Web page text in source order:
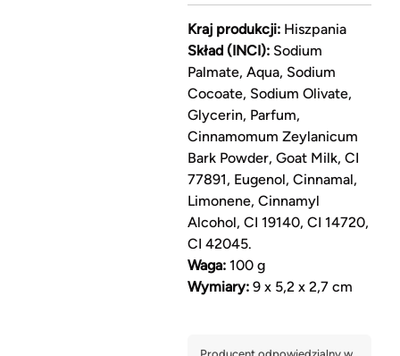
Kraj produkcji:Hiszpania
Skład (INCI):Sodium
Palmate, Aqua, Sodium
Cocoate, Sodium Olivate,
Glycerin, Parfum,
Cinnamomum Zeylanicum
Bark Powder, Goat Milk, CI
77891, Eugenol, Cinnamal,
Limonene, Cinnamyl
Alcohol, CI 19140, CI 14720,
CI 42045.
Waga:100 g
Wymiary:9 x 5,2 x 2,7 cm